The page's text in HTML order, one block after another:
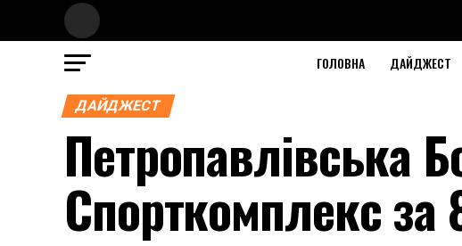
ГОЛОВНА ДАЙДЖЕСТ
ДАЙДЖЕСТ
Петропавлівська
Спорткомплекс за